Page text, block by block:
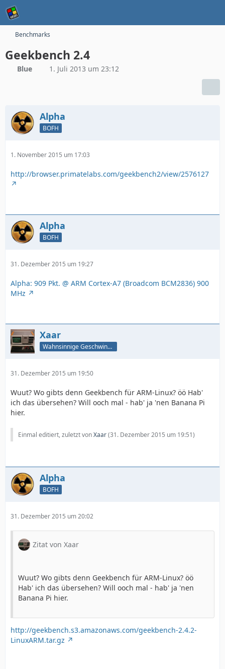
Benchmarks
Geekbench 2.4
Blue 1. Juli 2013 um 23:12
Alpha
BOFH
1. November 2015 um 17:03
http://browser.primatelabs.com/geekbench2/view/2576127
Alpha
BOFH
31. Dezember 2015 um 19:27
Alpha: 909 Pkt. @ ARM Cortex-A7 (Broadcom BCM2836) 900
MHz
Xaar
Wahnsinnige Geschwindigkeit - und los!
31. Dezember 2015 um 19:50
Wuut? Wo gibts denn Geekbench für ARM-Linux? öö Hab'
ich das übersehen? Will ooch mal - hab' ja 'nen Banana Pi
hier.
Einmal editiert, zuletzt vonXaar(31. Dezember 2015 um 19:51)
Alpha
BOFH
31. Dezember 2015 um 20:02
Zitat von Xaar
Wuut? Wo gibts denn Geekbench für ARM-Linux? öö
Hab' ich das übersehen? Will ooch mal - hab' ja 'nen
Banana Pi hier.
http://geekbench.s3.amazonaws.com/geekbench-2.4.2-
LinuxARM.tar.gz